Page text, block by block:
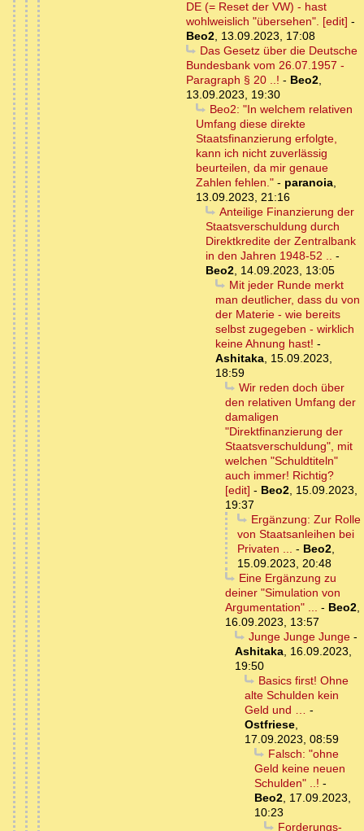
DE (= Reset der VW) - hast
wohlweislich "übersehen". [edit] -
Beo2, 13.09.2023, 17:08
Das Gesetz über die Deutsche
Bundesbank vom 26.07.1957 -
Paragraph § 20 ..! - Beo2,
13.09.2023, 19:30
Beo2: "In welchem relativen
Umfang diese direkte
Staatsfinanzierung erfolgte,
kann ich nicht zuverlässig
beurteilen, da mir genaue
Zahlen fehlen." - paranoia,
13.09.2023, 21:16
Anteilige Finanzierung der
Staatsverschuldung durch
Direktkredite der Zentralbank
in den Jahren 1948-52 .. -
Beo2, 14.09.2023, 13:05
Mit jeder Runde merkt
man deutlicher, dass du von
der Materie - wie bereits
selbst zugegeben - wirklich
keine Ahnung hast! -
Ashitaka, 15.09.2023,
18:59
Wir reden doch über
den relativen Umfang der
damaligen
"Direktfinanzierung der
Staatsverschuldung", mit
welchen "Schuldtiteln"
auch immer! Richtig?
[edit] - Beo2, 15.09.2023,
19:37
Ergänzung: Zur Rolle
von Staatsanleihen bei
Privaten ... - Beo2,
15.09.2023, 20:48
Eine Ergänzung zu
deiner "Simulation von
Argumentation" ... - Beo2,
16.09.2023, 13:57
Junge Junge Junge-
Ashitaka, 16.09.2023,
19:50
Basics first! Ohne
alte Schulden kein
Geld und … -
Ostfriese,
17.09.2023, 08:59
Falsch: "ohne
Geld keine neuen
Schulden" ..! -
Beo2, 17.09.2023,
10:23
Forderungs-